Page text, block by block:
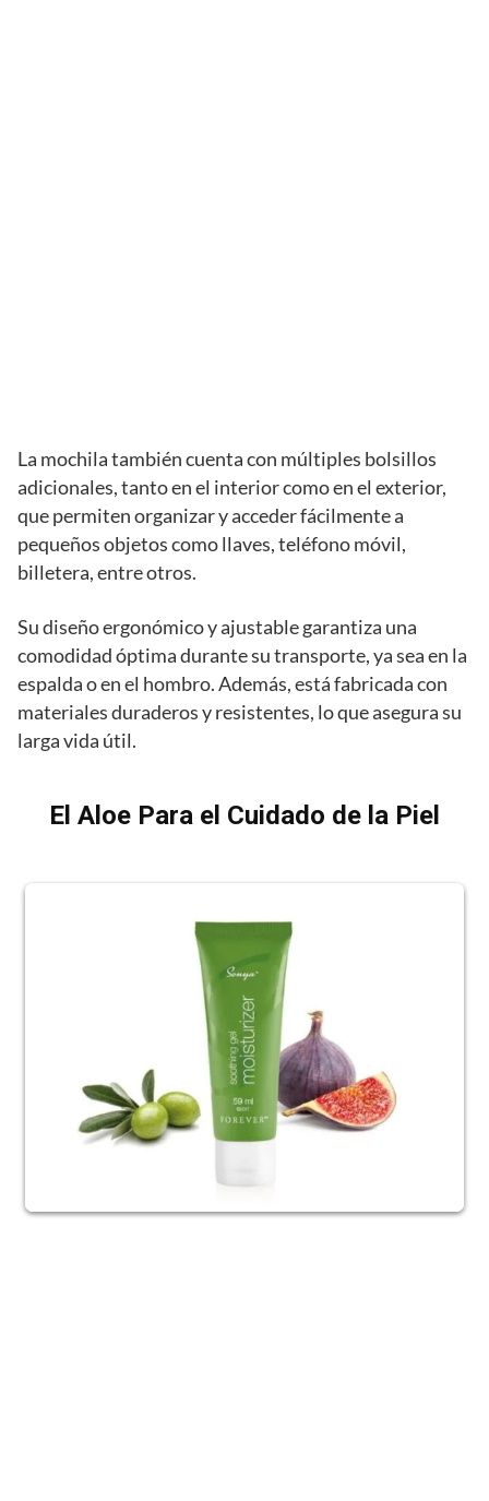
La mochila también cuenta con múltiples bolsillos
adicionales, tanto en el interior como en el exterior,
que permiten organizar y acceder fácilmente a
pequeños objetos como llaves, teléfono móvil,
billetera, entre otros.
Su diseño ergonómico y ajustable garantiza una
comodidad óptima durante su transporte, ya sea en la
espalda o en el hombro. Además, está fabricada con
materiales duraderos y resistentes, lo que asegura su
larga vida útil.
El Aloe Para el Cuidado de la Piel